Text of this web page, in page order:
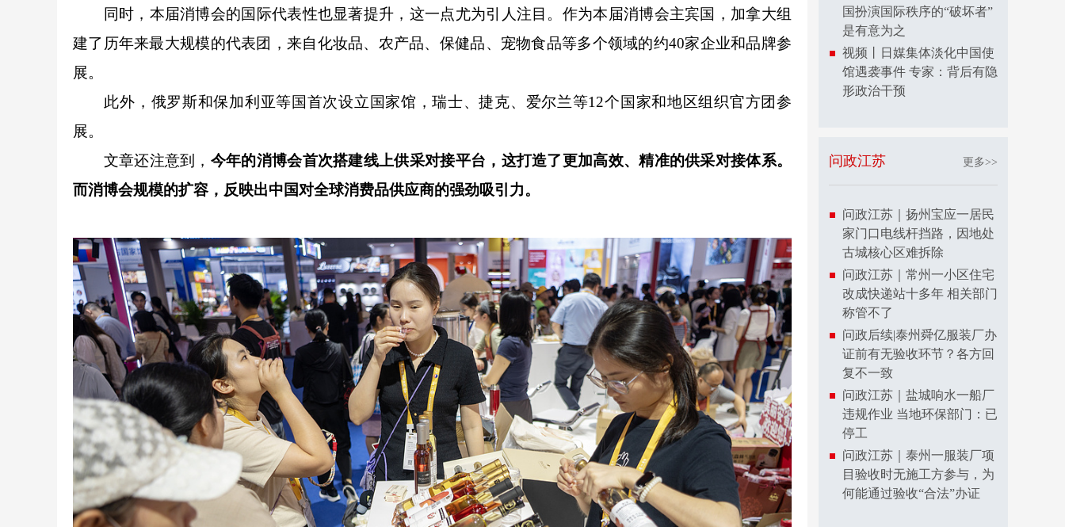
同时，本届消博会的国际代表性也显著提升，这一点尤为引人注目。作为本届消博会主宾国，加拿大组
建了历年来最大规模的代表团，来自化妆品、农产品、保健品、宠物食品等多个领域的约40家企业和品牌参
展。
此外，俄罗斯和保加利亚等国首次设立国家馆，瑞士、捷克、爱尔兰等12个国家和地区组织官方团参
展。
文章还注意到， 今年的消博会首次搭建线上供采对接平台，这打造了更加高效、精准的供采对接体系。
而消博会规模的扩容，反映出中国对全球消费品供应商的强劲吸引力。
国扮演国际秩序的“破坏者”
是有意为之
视频丨日媒集体淡化中国使
馆遇袭事件 专家：背后有隐
形政治干预
问政江苏 更多>>
问政江苏｜扬州宝应一居民
家门口电线杆挡路，因地处
古城核心区难拆除
问政江苏｜常州一小区住宅
改成快递站十多年 相关部门
称管不了
问政后续|泰州舜亿服装厂办
证前有无验收环节？各方回
复不一致
问政江苏｜盐城响水一船厂
违规作业 当地环保部门：已
停工
问政江苏｜泰州一服装厂项
目验收时无施工方参与，为
何能通过验收“合法”办证